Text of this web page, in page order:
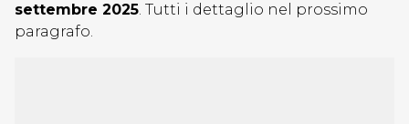
settembre 2025. Tutti i dettaglio nel prossimo
paragrafo.